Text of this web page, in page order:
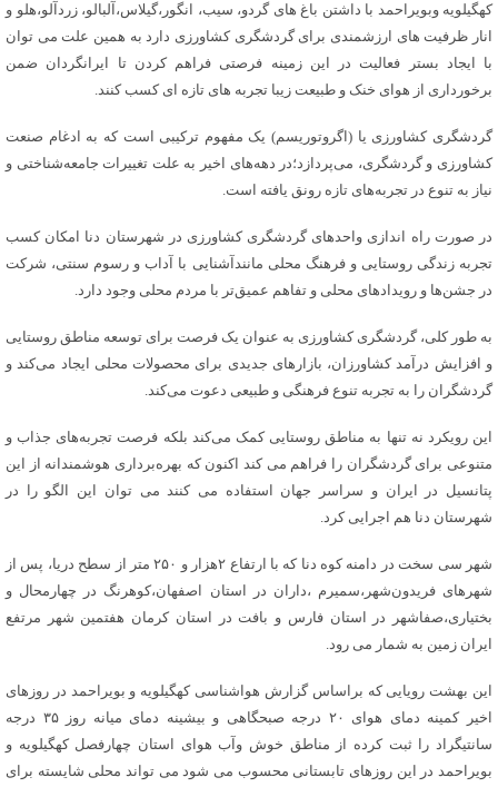
کهگیلویه وبویراحمد با داشتن باغ های گردو، سیب، انگور،گیلاس،آلبالو، زردآلو،هلو و
انار ظرفیت های ارزشمندی برای گردشگری کشاورزی دارد به همین علت می توان
با ایجاد بستر فعالیت در این زمینه فرصتی فراهم کردن تا ایرانگردان ضمن
برخورداری از هوای خنک و طبیعت زیبا تجربه های تازه ای کسب کنند.
گردشگری کشاورزی یا (اگروتوریسم) یک مفهوم ترکیبی است که به ادغام صنعت
کشاورزی و گردشگری، می‌پردازد؛در دهه‌های اخیر به علت تغییرات جامعه‌شناختی و
نیاز به تنوع در تجربه‌های تازه رونق یافته است.
در صورت راه اندازی واحدهای گردشگری کشاورزی در شهرستان دنا امکان کسب
تجربه زندگی روستایی و فرهنگ محلی مانندآشنایی با آداب و رسوم سنتی، شرکت
در جشن‌ها و رویدادهای محلی و تفاهم عمیق‌تر با مردم محلی وجود دارد.
به طور کلی، گردشگری کشاورزی به عنوان یک فرصت برای توسعه مناطق روستایی
و افزایش درآمد کشاورزان، بازارهای جدیدی برای محصولات محلی ایجاد می‌کند و
گردشگران را به تجربه تنوع فرهنگی و طبیعی دعوت می‌کند.
این رویکرد نه تنها به مناطق روستایی کمک می‌کند بلکه فرصت تجربه‌های جذاب و
متنوعی برای گردشگران را فراهم می کند اکنون که بهره‌برداری هوشمندانه از این
پتانسیل در ایران و سراسر جهان استفاده می کنند می توان این الگو را در
شهرستان دنا هم اجرایی کرد.
شهر سی سخت در دامنه کوه دنا که با ارتفاع ۲هزار و ۲۵۰ متر از سطح دریا، پس از
شهرهای فریدون‌شهر،سمیرم ،داران در استان اصفهان،کوهرنگ در چهارمحال و
بختیاری،صفاشهر در استان فارس و بافت در استان کرمان هفتمین شهر مرتفع
ایران زمین به شمار می رود.
این بهشت رویایی که براساس گزارش هواشناسی کهگیلویه و بویراحمد در روزهای
اخیر کمینه دمای هوای ۲۰ درجه صبحگاهی و بیشینه دمای میانه روز ۳۵ درجه
سانتیگراد را ثبت کرده از مناطق خوش وآب هوای استان چهارفصل کهگیلویه و
بویراحمد در این روزهای تابستانی محسوب می شود می تواند محلی شایسته برای